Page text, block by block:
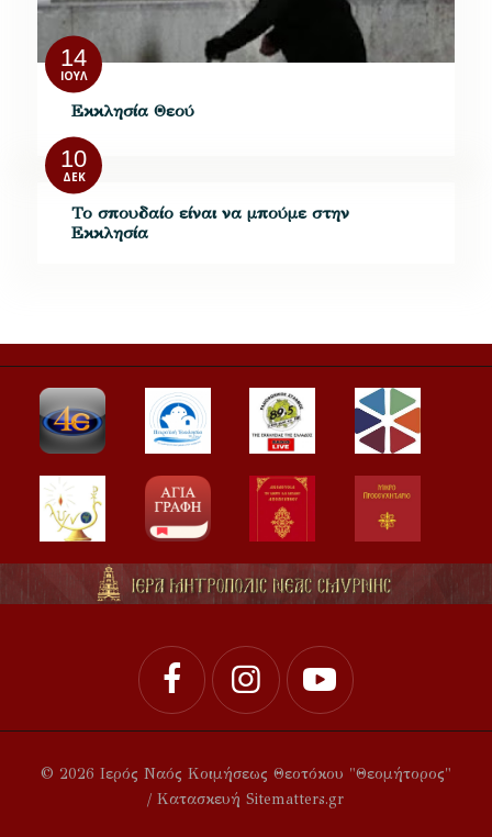
14
ΙΟΎΛ
Εκκλησία Θεού
10
ΔΕΚ
Το σπουδαίο είναι να μπούμε στην
Εκκλησία
© 2026 Ιερός Ναός Κοιμήσεως Θεοτόκου "Θεομήτορος"
/ Κατασκευή Sitematters.gr